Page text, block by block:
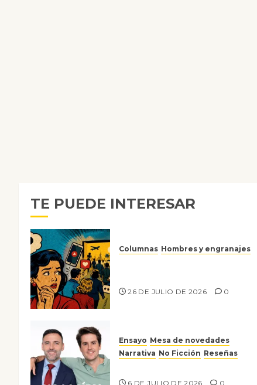
TE PUEDE INTERESAR
Columnas Hombres y engranajes
26 DE JULIO DE 2026 0
Ensayo Mesa de novedades
Narrativa No Ficción Reseñas
6 DE JULIO DE 2026 0